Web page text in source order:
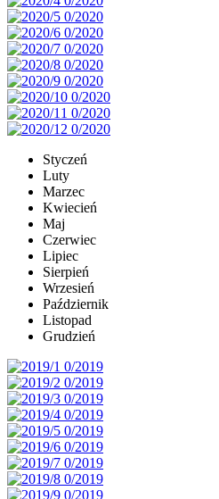
Styczeń
Luty
Marzec
Kwiecień
Maj
Czerwiec
Lipiec
Sierpień
Wrzesień
Październik
Listopad
Grudzień